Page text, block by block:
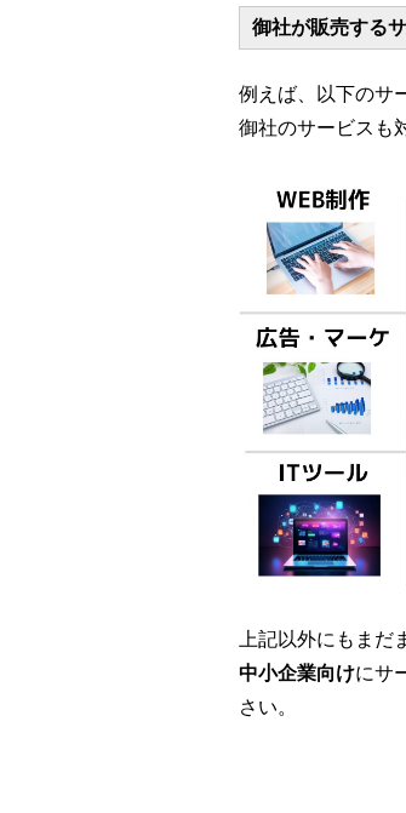
御社が販売する
例えば、以下のサ
御社のサービスも
上記以外にもまだ
中小企業向けにサ
さい。